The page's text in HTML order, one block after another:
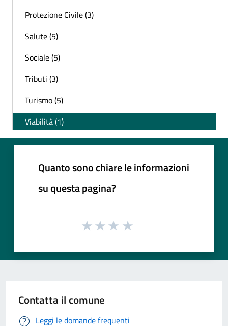
Protezione Civile (3)
Salute (5)
Sociale (5)
Tributi (3)
Turismo (5)
Viabilità (1)
Quanto sono chiare le informazioni
su questa pagina?
Contatta il comune
Leggi le domande frequenti